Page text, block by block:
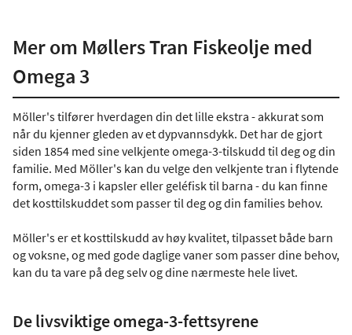
Mer om Møllers Tran Fiskeolje med
Omega 3
Möller's tilfører hverdagen din det lille ekstra - akkurat som
når du kjenner gleden av et dypvannsdykk. Det har de gjort
siden 1854 med sine velkjente omega-3-tilskudd til deg og din
familie. Med Möller's kan du velge den velkjente tran i flytende
form, omega-3 i kapsler eller geléfisk til barna - du kan finne
det kosttilskuddet som passer til deg og din families behov.
Möller's er et kosttilskudd av høy kvalitet, tilpasset både barn
og voksne, og med gode daglige vaner som passer dine behov,
kan du ta vare på deg selv og dine nærmeste hele livet.
De livsviktige omega-3-fettsyrene